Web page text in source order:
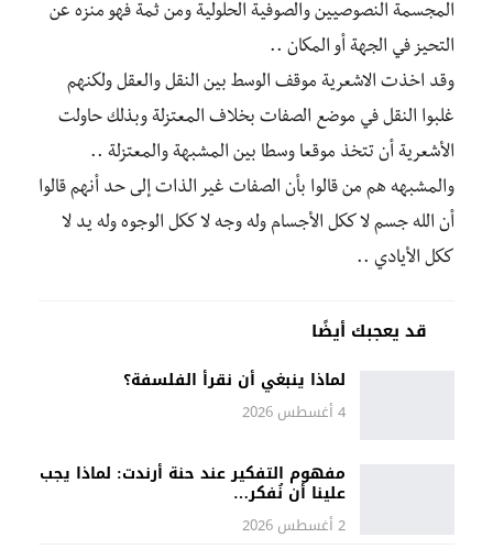
المجسمة النصوصيين والصوفية الحلولية ومن ثمة فهو منزه عن
التحيز في الجهة أو المكان ..
وقد اخذت الاشعرية موقف الوسط بين النقل والعقل ولكنهم
غلبوا النقل في موضع الصفات بخلاف المعتزلة وبذلك حاولت
الأشعرية أن تتخذ موقعا وسطا بين المشبهة والمعتزلة ..
والمشبهه هم من قالوا بأن الصفات غير الذات إلى حد أنهم قالوا
أن الله جسم لا ككل الأجسام وله وجه لا ككل الوجوه وله يد لا
ككل الأيادي ..
قد يعجبك أيضًا
لماذا ينبغي أن نقرأ الفلسفة؟
4 أغسطس 2026
مفهوم التفكير عند حنة أرندت: لماذا يجب
علينا أن نُفكر…
2 أغسطس 2026